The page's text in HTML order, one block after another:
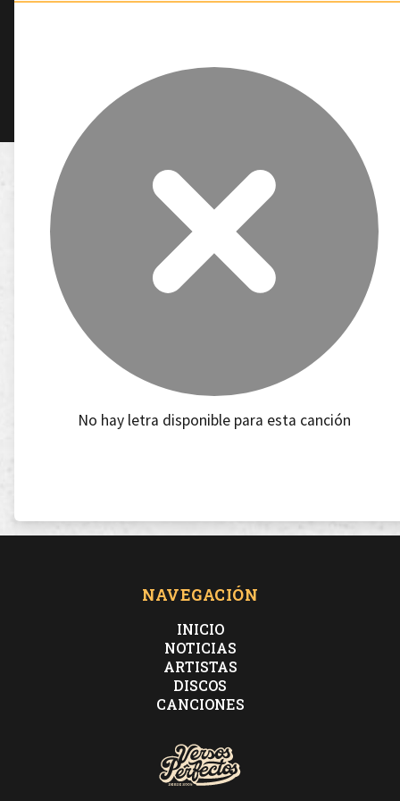
No hay letra disponible para esta canción
NAVEGACIÓN
INICIO
NOTICIAS
ARTISTAS
DISCOS
CANCIONES